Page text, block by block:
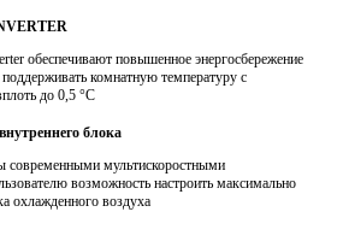
обеспечивают повышенное энергосбережение
комнатную температуру с
до 0,5 °С
блока
современными мультискоростными
возможность настроить максимально
охлажденного воздуха